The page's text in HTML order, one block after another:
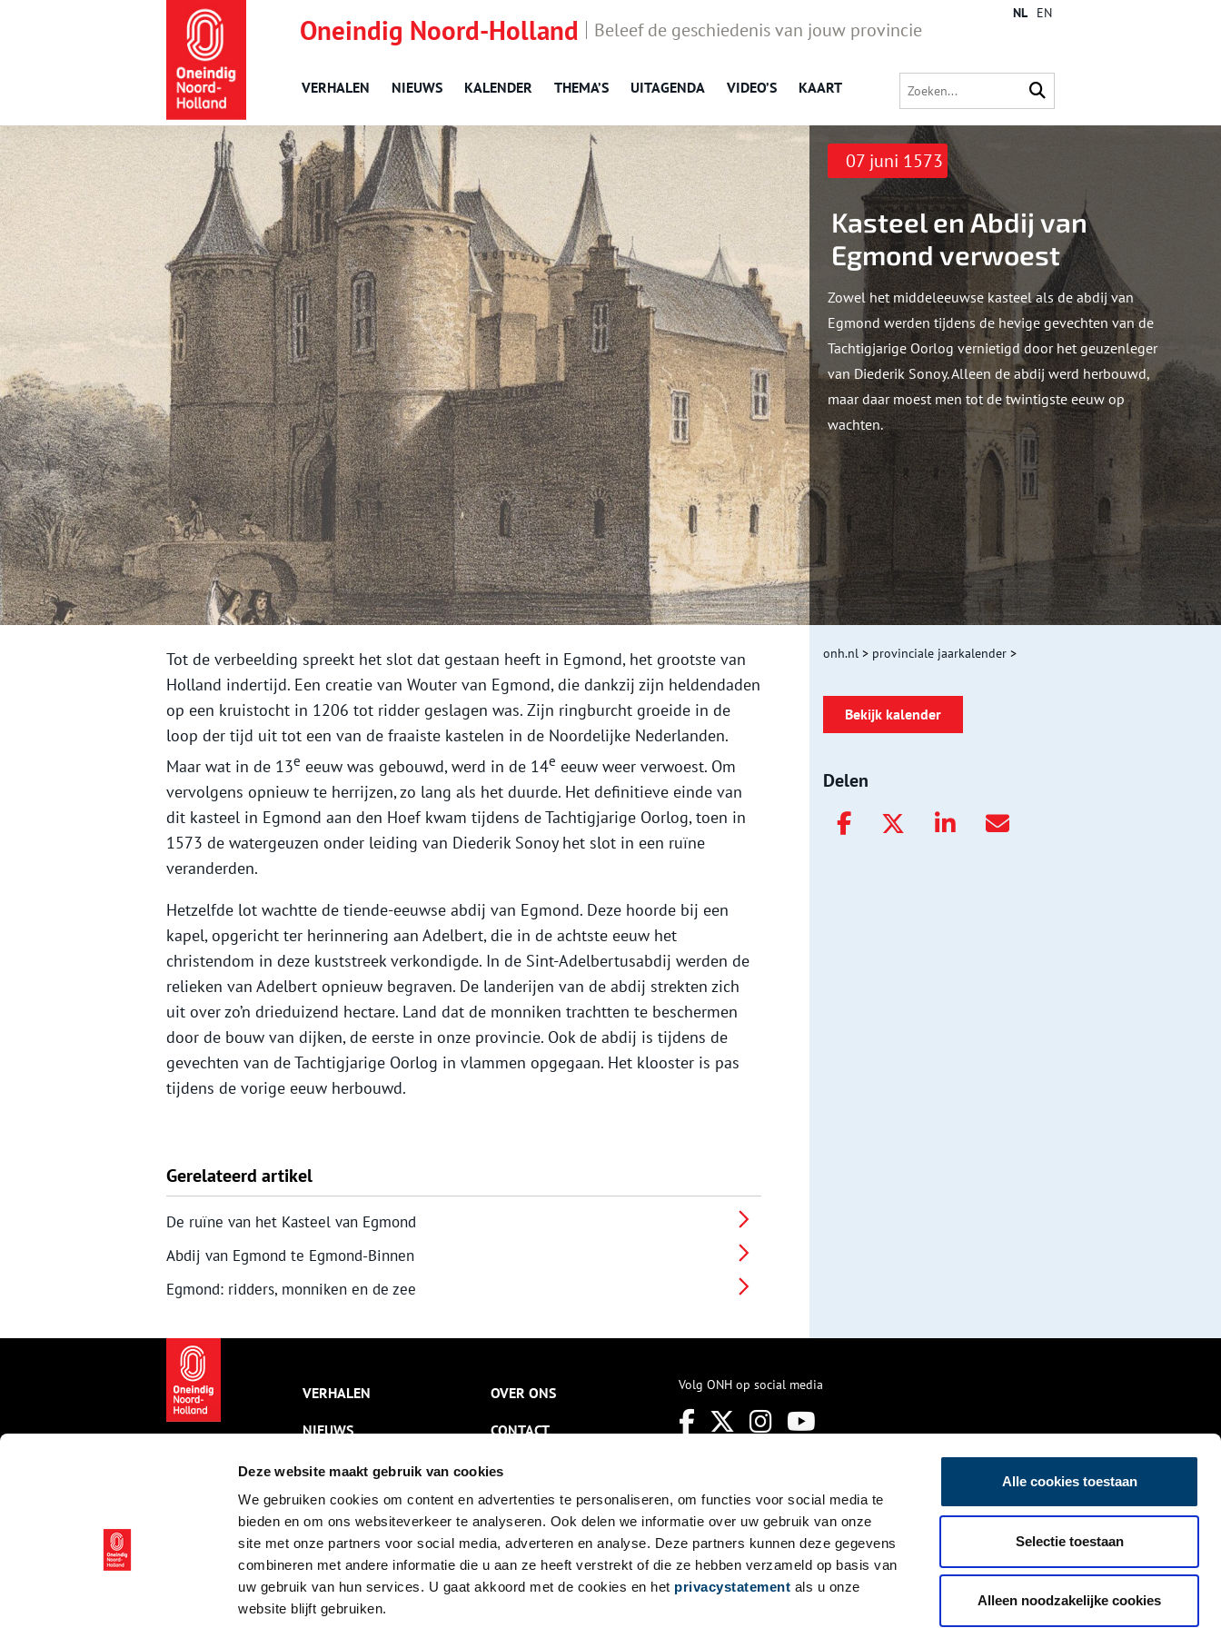
Deze website maakt gebruik van cookies
We gebruiken cookies om content en advertenties te personaliseren, om functies voor social media te
bieden en om ons websiteverkeer te analyseren. Ook delen we informatie over uw gebruik van onze
site met onze partners voor social media, adverteren en analyse. Deze partners kunnen deze gegevens
combineren met andere informatie die u aan ze heeft verstrekt of die ze hebben verzameld op basis van
uw gebruik van hun services. U gaat akkoord met de cookies en het privacystatement als u onze
website blijft gebruiken.
Alle cookies toestaan
Selectie toestaan
Alleen noodzakelijke cookies
Oneindig Noord-Holland Beleef de geschiedenis van jouw provincie
VERHALEN NIEUWS KALENDER THEMA’S UITAGENDA VIDEO’S KAART
NL EN
07 juni 1573
Kasteel en Abdij van
Egmond verwoest
Zowel het middeleeuwse kasteel als de abdij van
Egmond werden tijdens de hevige gevechten van de
Tachtigjarige Oorlog vernietigd door het geuzenleger
van Diederik Sonoy. Alleen de abdij werd herbouwd,
maar daar moest men tot de twintigste eeuw op
wachten.
Tot de verbeelding spreekt het slot dat gestaan heeft in Egmond, het grootste van
Holland indertijd. Een creatie van Wouter van Egmond, die dankzij zijn heldendaden
op een kruistocht in 1206 tot ridder geslagen was. Zijn ringburcht groeide in de
loop der tijd uit tot een van de fraaiste kastelen in de Noordelijke Nederlanden.
Maar wat in de 13e eeuw was gebouwd, werd in de 14e eeuw weer verwoest. Om
vervolgens opnieuw te herrijzen, zo lang als het duurde. Het definitieve einde van
dit kasteel in Egmond aan den Hoef kwam tijdens de Tachtigjarige Oorlog, toen in
1573 de watergeuzen onder leiding van Diederik Sonoy het slot in een ruïne
veranderden.
Hetzelfde lot wachtte de tiende-eeuwse abdij van Egmond. Deze hoorde bij een
kapel, opgericht ter herinnering aan Adelbert, die in de achtste eeuw het
christendom in deze kuststreek verkondigde. In de Sint-Adelbertusabdij werden de
relieken van Adelbert opnieuw begraven. De landerijen van de abdij strekten zich
uit over zo’n drieduizend hectare. Land dat de monniken trachtten te beschermen
door de bouw van dijken, de eerste in onze provincie. Ook de abdij is tijdens de
gevechten van de Tachtigjarige Oorlog in vlammen opgegaan. Het klooster is pas
tijdens de vorige eeuw herbouwd.
Gerelateerd artikel
De ruïne van het Kasteel van Egmond
Abdij van Egmond te Egmond-Binnen
Egmond: ridders, monniken en de zee
onh.nl > provinciale jaarkalender >
Bekijk kalender
Delen
VERHALEN
NIEUWS
KALENDER
THEMA’S
ACTIVITEITEN
VIDEO’S
OVER ONS
CONTACT
NIEUWSBRIEF
DISCLAIMER
PRIVACY
TOEGANKELIJKHEID
Volg ONH op social media